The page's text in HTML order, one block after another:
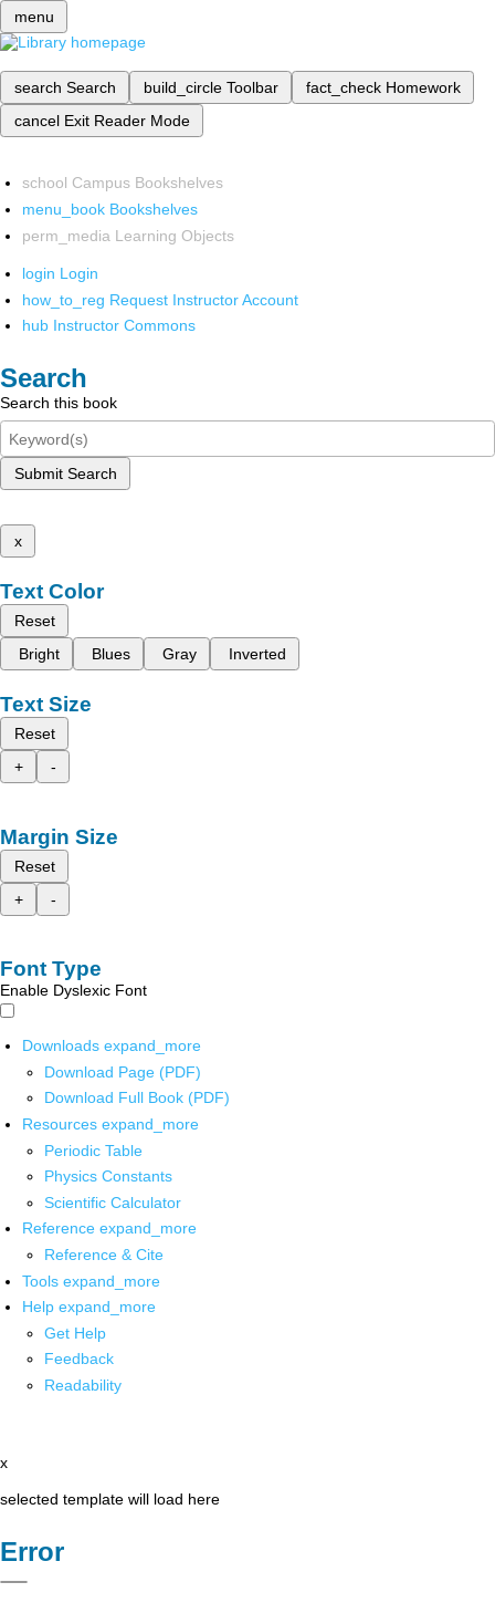
menu
search Search build_circle Toolbar fact_check Homework
cancel Exit Reader Mode
school Campus Bookshelves
menu_book Bookshelves
perm_media Learning Objects
login Login
how_to_reg Request Instructor Account
hub Instructor Commons
Search
Search this book
Submit Search
x
Text Color
Reset
Bright
Blues Gray Inverted
Text Size
Reset
+
-
Margin Size
Reset
+
-
Font Type
Enable Dyslexic Font
Downloads expand_more
Download Page (PDF)
Download Full Book (PDF)
Resources expand_more
Periodic Table
Physics Constants
Scientific Calculator
Reference expand_more
Reference & Cite
Tools expand_more
Help expand_more
Get Help
Feedback
Readability
x
selected template will load here
Error